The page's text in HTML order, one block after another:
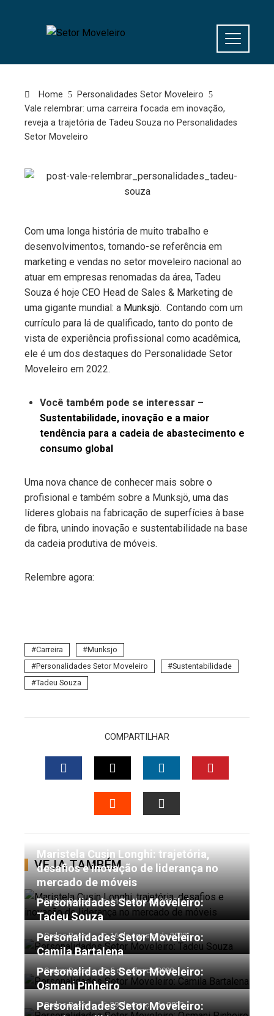
Home
Personalidades Setor Moveleiro
Vale relembrar: uma carreira focada em inovação,
reveja a trajetória de Tadeu Souza no Personalidades
Setor Moveleiro
Com uma longa história de muito trabalho e
desenvolvimentos, tornando-se referência em
marketing e vendas no setor moveleiro nacional ao
atuar em empresas renomadas da área, Tadeu
Souza é hoje CEO Head de Sales & Marketing de
uma gigante mundial: a Munksjö. Contando com um
currículo para lá de qualificado, tanto do ponto de
vista de experiência profissional como acadêmica,
ele é um dos destaques do Personalidade Setor
Moveleiro em 2022.
Você também pode se interessar –
Sustentabilidade, inovação e a maior
tendência para a cadeia de abastecimento e
consumo global
Uma nova chance de conhecer mais sobre o
profisional e também sobre a Munksjö, uma das
líderes globais na fabricação de superfícies à base
de fibra, unindo inovação e sustentabilidade na base
da cadeia produtiva de móveis.
Relembre agora:
Carreira
Munksjo
Personalidades Setor Moveleiro
Sustentabilidade
Tadeu Souza
COMPARTILHAR
FACEBOOKTWITTERLINKEDIN
VEJA TAMBÉM
Maristela Cusin Longhi: trajetória,
desafios e inovação de liderança no
mercado de móveis
Carlos Bessa 11 de abril de 2025
Personalidades Setor Moveleiro:
Tadeu Souza
Carlos Bessa 16 de agosto de 2022
Personalidades Setor Moveleiro:
Camila Bartalena
Carlos Bessa 5 de julho de 2022
Personalidades Setor Moveleiro:
Osmani Pinheiro
Carlos Bessa 29 de março de 2022
Personalidades Setor Moveleiro: